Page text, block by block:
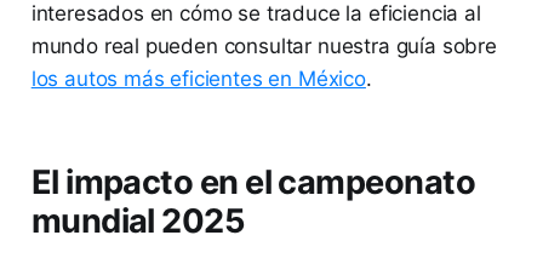
interesados en cómo se traduce la eficiencia al
mundo real pueden consultar nuestra guía sobre
los autos más eficientes en México.
El impacto en el campeonato
mundial 2025